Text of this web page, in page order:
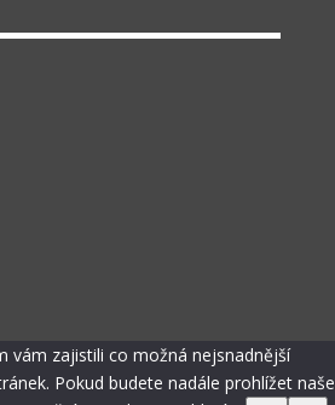
vám zajistili co možná nejsnadnější
Pokud budete nadále prohlížet naše